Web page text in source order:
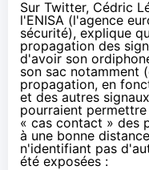
Sur Twitter, Cédric
l'ENISA (l'agence
sécurité), explique
propagation des
d'avoir son
son sac notamment
propagation, en
et des autres
pourraient
« cas contact » des
à une bonne
n'identifiant pas
été exposées :